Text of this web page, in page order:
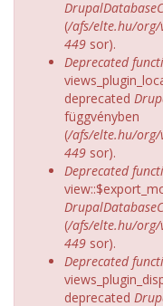
(/afs/elte.hu/
449 sor).
Deprecated
deprecated
függvényben
(/afs/elte.hu/
449 sor).
Deprecated
(/afs/elte.hu/
449 sor).
Deprecated
deprecated